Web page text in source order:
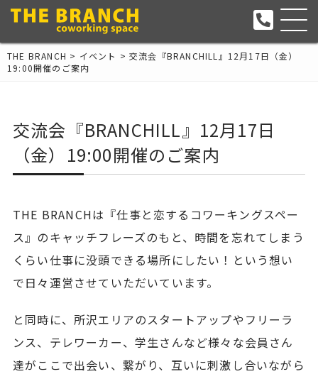
THE BRANCH > イベント >交流会『BRANCHILL』12月17日（金）
19:00開催のご案内
交流会『BRANCHILL』12月17日
（金）19:00開催のご案内
THE BRANCHは『仕事と恋するコワーキングスペー
ス』のキャッチフレーズのもと、時間を忘れてしまう
くらい仕事に没頭できる場所にしたい！という想い
で日々運営させていただいています。
と同時に、所沢エリアのスタートアップやフリーラ
ンス、テレワーカー、学生さんなど様々な会員さん
達がここで出会い、繋がり、互いに刺激し合いながら